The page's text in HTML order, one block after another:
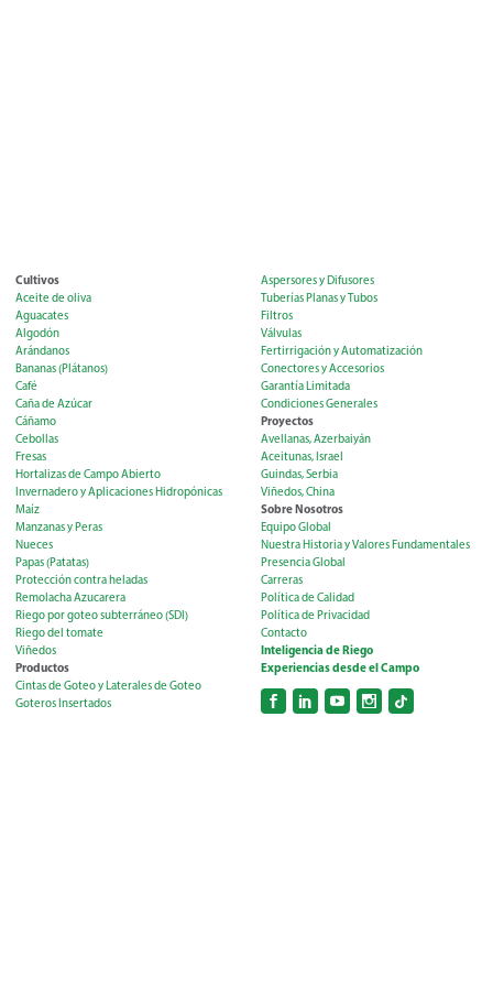
Cultivos
Aceite de oliva
Aguacates
Algodón
Arándanos
Bananas (Plátanos)
Café
Caña de Azúcar
Cáñamo
Cebollas
Fresas
Hortalizas de Campo Abierto
Invernadero y Aplicaciones Hidropónicas
Maíz
Manzanas y Peras
Nueces
Papas (Patatas)
Protección contra heladas
Remolacha Azucarera
Riego por goteo subterráneo (SDI)
Riego del tomate
Viñedos
Productos
Cintas de Goteo y Laterales de Goteo
Goteros Insertados
Aspersores y Difusores
Tuberías Planas y Tubos
Filtros
Válvulas
Fertirrigación y Automatización
Conectores y Accesorios
Garantía Limitada
Condiciones Generales
Proyectos
Avellanas, Azerbaiyán
Aceitunas, Israel
Guindas, Serbia
Viñedos, China
Sobre Nosotros
Equipo Global
Nuestra Historia y Valores Fundamentales
Presencia Global
Carreras
Política de Calidad
Política de Privacidad
Contacto
Inteligencia de Riego
Experiencias desde el Campo